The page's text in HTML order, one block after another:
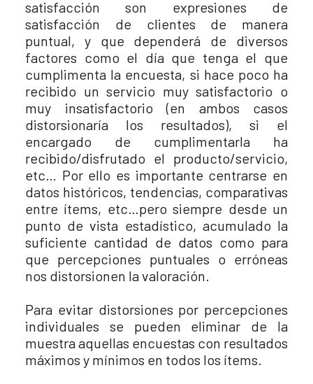
satisfacción son expresiones de
satisfacción de clientes de manera
puntual, y que dependerá de diversos
factores como el día que tenga el que
cumplimenta la encuesta, si hace poco ha
recibido un servicio muy satisfactorio o
muy insatisfactorio (en ambos casos
distorsionaría los resultados), si el
encargado de cumplimentarla ha
recibido/disfrutado el producto/servicio,
etc… Por ello es importante centrarse en
datos históricos, tendencias, comparativas
entre ítems, etc…pero siempre desde un
punto de vista estadístico, acumulado la
suficiente cantidad de datos como para
que percepciones puntuales o erróneas
nos distorsionen la valoración.
Para evitar distorsiones por percepciones
individuales se pueden eliminar de la
muestra aquellas encuestas con resultados
máximos y mínimos en todos los ítems.